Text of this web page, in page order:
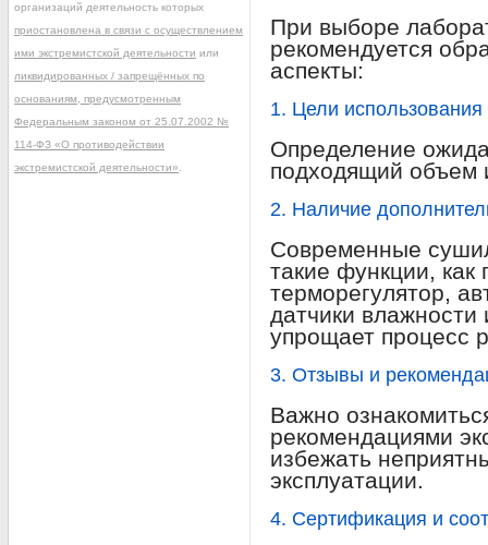
При выборе
рекомендуется
аспекты:
1. Цели использования
Определение
подходящий объем
2. Наличие
Современные
такие функции,
терморегулятор,
датчики влажности
упрощает процесс
3. Отзывы и
Важно
рекомендациями
избежать
эксплуатации.
4. Сертификация и
организаций деятельность которых
приостановлена в связи с осуществлением
ими экстремистской деятельности или
ликвидированных / запрещённых по
основаниям, предусмотренным
Федеральным законом от 25.07.2002 №
114-ФЗ «О противодействии
экстремистской деятельности»